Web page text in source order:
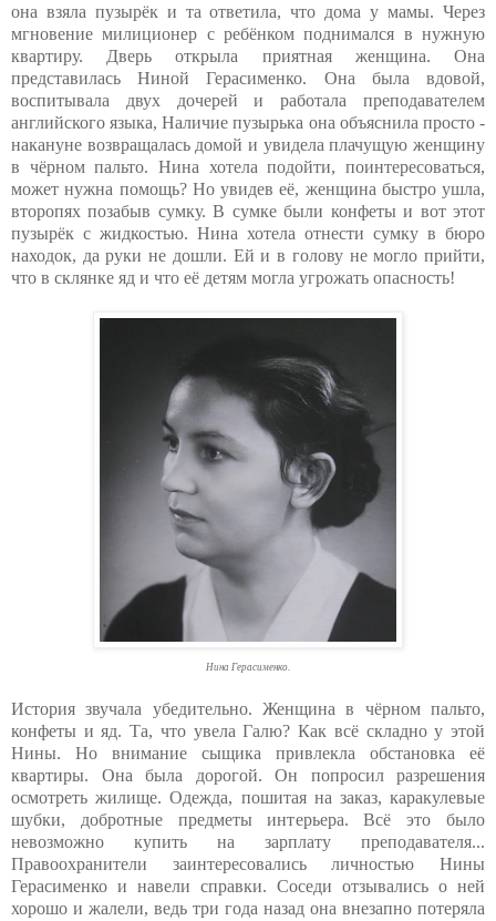
она взяла пузырёк и та ответила, что дома у мамы. Через
мгновение милиционер с ребёнком поднимался в нужную
квартиру. Дверь открыла приятная женщина. Она
представилась Ниной Герасименко. Она была вдовой,
воспитывала двух дочерей и работала преподавателем
английского языка, Наличие пузырька она объяснила просто -
накануне возвращалась домой и увидела плачущую женщину
в чёрном пальто. Нина хотела подойти, поинтересоваться,
может нужна помощь? Но увидев её, женщина быстро ушла,
второпях позабыв сумку. В сумке были конфеты и вот этот
пузырёк с жидкостью. Нина хотела отнести сумку в бюро
находок, да руки не дошли. Ей и в голову не могло прийти,
что в склянке яд и что её детям могла угрожать опасность!
Нина Герасименко.
История звучала убедительно. Женщина в чёрном пальто,
конфеты и яд. Та, что увела Галю? Как всё складно у этой
Нины. Но внимание сыщика привлекла обстановка её
квартиры. Она была дорогой. Он попросил разрешения
осмотреть жилище. Одежда, пошитая на заказ, каракулевые
шубки, добротные предметы интерьера. Всё это было
невозможно купить на зарплату преподавателя...
Правоохранители заинтересовались личностью Нины
Герасименко и навели справки. Соседи отзывались о ней
хорошо и жалели, ведь три года назад она внезапно потеряла